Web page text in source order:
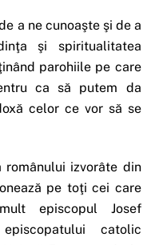
a ne cunoaşte şi de a
şi spiritualitatea
parohiile pe care
ca să putem da
celor ce vor să se
izvorâte din
pe toţi cei care
episcopul Josef
catolic